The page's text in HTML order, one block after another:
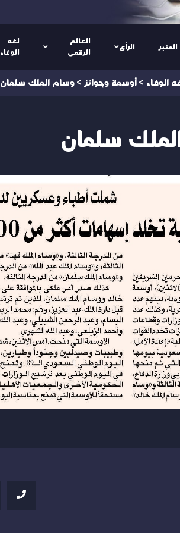
المنبر الرأى
العالم
الرقمى
لغه
الوفاء
الوفاء > أوسمة وجوائز > وسام الملك سلمان
سلمان